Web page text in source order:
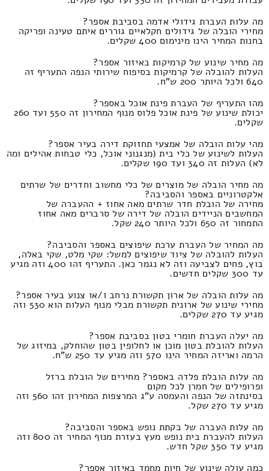
מה עלות העברת גידולי אדמה בסביבת אספר?
מחירי הובלה של גידולים חקלאיים גוררים איתם טעינה ופריקה
בחנות המחיר הינו מינימום 400 שקלים.
מה מחיר שינוע של קרמיקות באיזור אספר?
העלות להובלה של קרמיקות בסיפוח שירותי הנפה התעריף זה
640 ולכל היותר 200 ש"ח.
מהו התעריף של העברת פינת אוכל באספר?
יכולת שינוע של פינת אוכל פלוס מנוף המחירון זה 550 ועד 260
שקלים.
מהי עלות הובלה של אמצעי תחזוקת דירה בעיר אספר?
העלות לשינוע של כלי בית (מנגנוני אוכל, כלי טבחות אהילים ומה
לא) העלות זה 340 ועד 190 שקלים.
מה מחיר הובלה של מוצרים של כלי מחשוב וחדרים של שרתים
אלקטרוניים באספר והסביבה?
מחירה של הובלת חדר שרתים מאה אחוז + ההעברה של
המחשבים הניידים הובלה של דירה של סרברים מאה אחוז
התמחור זה 650 ולכל היותר 240 שקל.
מה המחיר של העברת ערכת שיפוצים באספר והסביבה?
העלות להובלה של ציוד שיפוצים למשל: שקי מלט, שקי באלה,
בוץ, פחים לצביעה וזה לא נגמר כאן. התעריף זהו 400 וזה מגיע
עד 300 שקלים חדשים.
מה עלות הובלה של ארון תקשורת נרחב ו/או צנוע בעיר אספר?
מחירי שינוע של ארונית תקשורת מבלי מנוף העלות הוא 530 וזה
מגיע עד 270 שקלים.
מה יעלה העברת חומרי בטון בסביבת אספר?
העלות להובלת בטון מוכן או לחלופין בטון שהוחלק, במיזוג של
הרמה ואריזה המחיר הינו 570 וזה מגיע עד 250 ש"ח.
מה עלות הובלת פלדה באספר? מחירים של הובלת ברזל
ופרופילים של חמרן לכל מקום
בסינתזה של הנפה והעמסה ע"ג המרצפות המחירון זהו 560 וזה
מגיע עד 270 שקל.
מה עלות העברה של בקתת נופש באספר והסביבה?
העלות להעברת בית נופש מעץ בעזרת מנוף המחיר זה 800 וזה
מגיע עד 350 שקל חדש.
כמה עולה שינוע של חיות מחמד באיזור אספר?